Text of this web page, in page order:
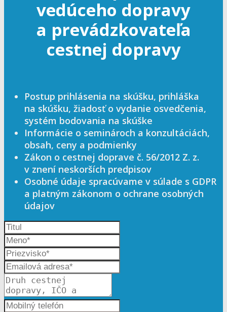
vedúceho dopravy
a prevádzkovateľa
cestnej dopravy
Postup prihlásenia na skúšku, prihláška
na skúšku, žiadosť o vydanie osvedčenia,
systém bodovania na skúške
Informácie o seminároch a konzultáciách,
obsah, ceny a podmienky
Zákon o cestnej doprave č. 56/2012 Z. z.
v znení neskorších predpisov
Osobné údaje spracúvame v súlade s GDPR
a platným zákonom o ochrane osobných
údajov